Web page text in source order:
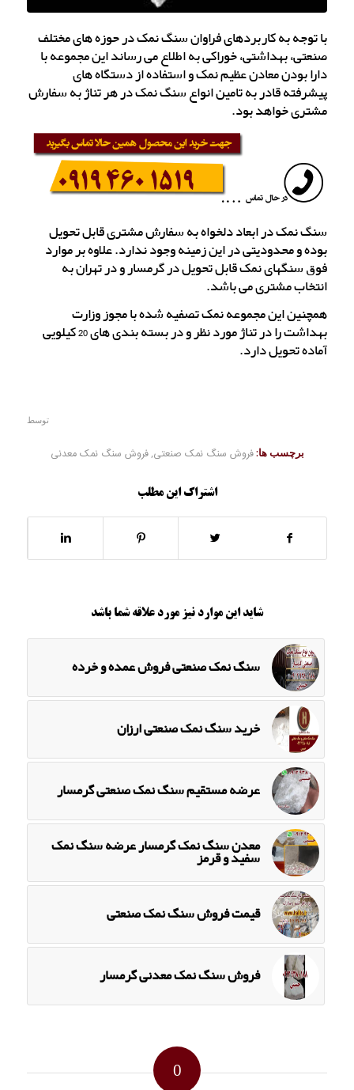
با توجه به کاربردهای فراوان سنگ نمک در حوزه های مختلف
صنعتی، بهداشتی، خوراکی به اطلاع می رساند این مجموعه با
دارا بودن معادن عظیم نمک و استفاده از دستگاه های
پیشرفته قادر به تامین انواع سنگ نمک در هر تناژ به سفارش
مشتری خواهد بود.
سنگ نمک در ابعاد دلخواه به سفارش مشتری قابل تحویل
بوده و محدودیتی در این زمینه وجود ندارد. علاوه بر موارد
فوق سنگهای نمک قابل تحویل در گرمسار و در تهران به
انتخاب مشتری می باشد.
همچنین این مجموعه نمک تصفیه شده با مجوز وزارت
بهداشت را در تناژ مورد نظر و در بسته بندی های 20 کیلویی
آماده تحویل دارد.
توسط
برچسب ها: فروش سنگ نمک صنعتی,فروش سنگ نمک معدنی
اشتراک این مطلب
شاید این موارد نیز مورد علاقه شما باشد
سنگ نمک صنعتی فروش عمده و خرده
خرید سنگ نمک صنعتی ارزان
عرضه مستقیم سنگ نمک صنعتی گرمسار
معدن سنگ نمک گرمسار عرضه سنگ نمک
سفید و قرمز
قیمت فروش سنگ نمک صنعتی
فروش سنگ نمک معدنی گرمسار
0